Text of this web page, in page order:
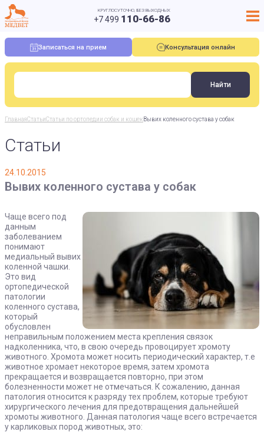
КРУГЛОСУТОЧНО, БЕЗ ВЫХОДНЫХ
+7 499 110-66-86
Записаться на прием Консультация онлайн
ГлавнаяСтатьиСтатьи по ортопедии собак и кошекВывих коленного сустава у собак
Статьи
24.10.2015
Вывих коленного сустава у собак
Чаще всего под
данным
заболеванием
понимают
медиальный вывих
коленной чашки.
Это вид
ортопедической
патологии
коленного сустава,
который
обусловлен
неправильным положением места крепления связок
надколенника, что, в свою очередь провоцирует хромоту
животного. Хромота может носить периодический характер, т.е
животное хромает некоторое время, затем хромота
прекращается и возвращается повторно, при этом
болезненности может не отмечаться. К сожалению, данная
патология относится к разряду тех проблем, которые требуют
хирургического лечения для предотвращения дальнейшей
хромоты животного. Данная патология чаще всего встречается
у карликовых пород животных, это: